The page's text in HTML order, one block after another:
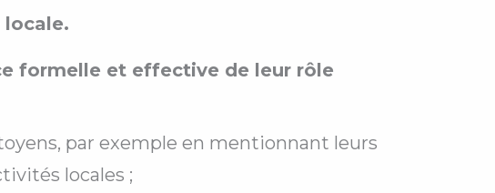
locale.
formelle et effective de leur rôle
par exemple en mentionnant leurs
locales ;